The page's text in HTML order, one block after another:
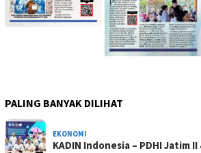
PALING BANYAK DILIHAT
EKONOMI
KADIN Indonesia – PDHI Jatim